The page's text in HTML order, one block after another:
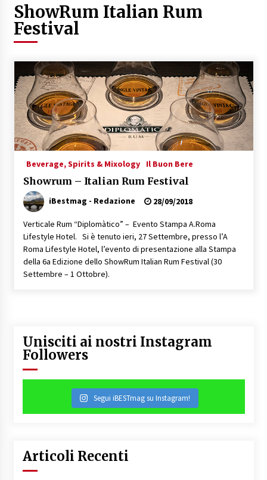
Speciale – Tesori di Toscana
16/07/2019
Speciale – Cinque Risi Italiani Top
04/03/2019
Speciale Vini Rosè Italiani
31/07/2018
ShowRum Italian Rum
Festival
Beverage, Spirits & Mixology Il Buon Bere
Showrum – Italian Rum Festival
iBestmag - Redazione 28/09/2018
Verticale Rum “Diplomàtico” – Evento Stampa A.Roma
Lifestyle Hotel. Si è tenuto ieri, 27 Settembre, presso l’A
Roma Lifestyle Hotel, l’evento di presentazione alla Stampa
della 6a Edizione dello ShowRum Italian Rum Festival (30
Settembre – 1 Ottobre).
Unisciti ai nostri Instagram
Followers
Segui iBESTmag su Instagram!
Articoli Recenti